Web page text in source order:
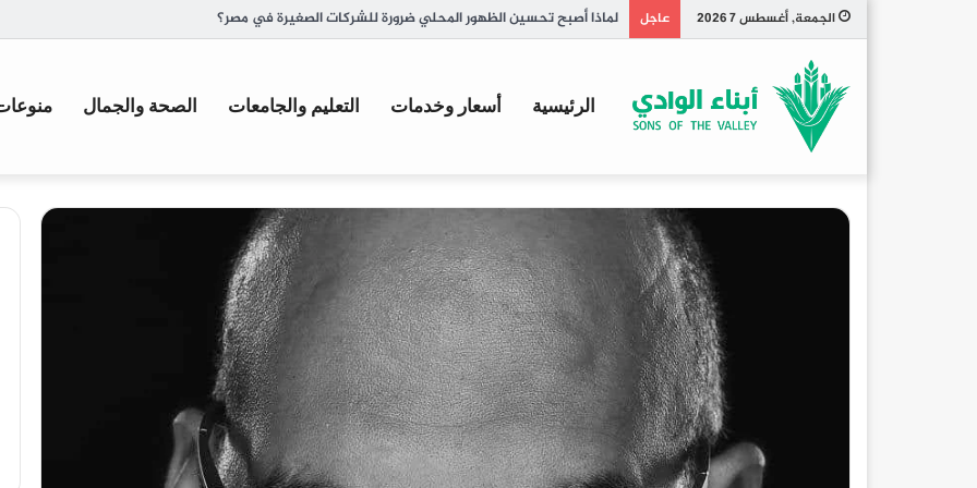
الجمعة, أغسطس 7 2026 عاجل تاريخ الكبسة السعودية وأصل تسميتها
الرئيسية أسعار وخدمات التعليم والجامعات الصحة والجمال